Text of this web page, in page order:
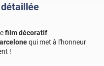
film décoratif
qui met à l'honneur
!